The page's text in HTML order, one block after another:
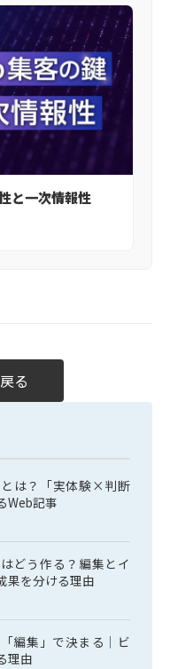
と一次情報性
る
は？「実体験×判断
Web記事
どう作る？編集とイ
果を分ける理由
編集」で決まる｜ビ
理由